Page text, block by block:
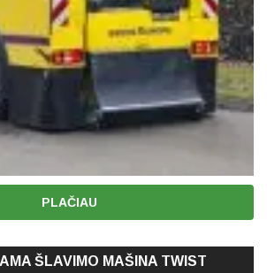
PLAČIAU
ŠLAVIMO MAŠINA TWIST